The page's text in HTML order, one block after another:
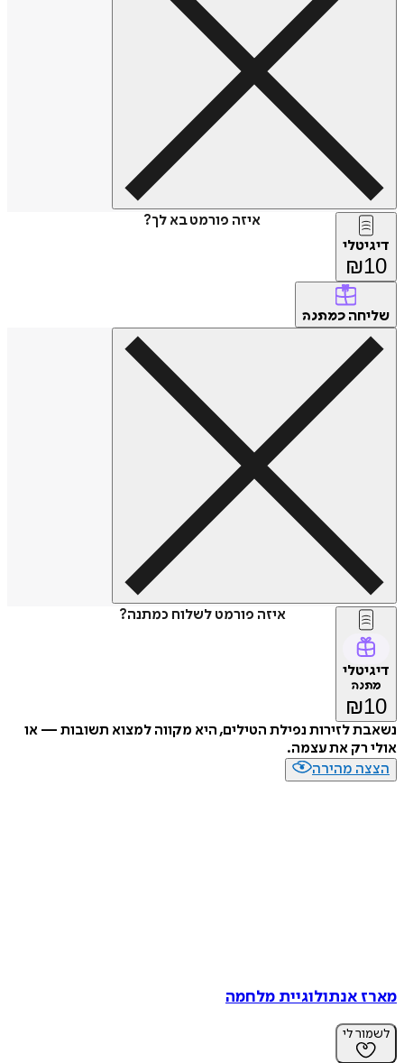
איזה פורמט בא לך?
דיגיטלי
₪10
שליחה כמתנה
איזה פורמט לשלוח כמתנה?
דיגיטלי
מתנה
₪10
נשאבת לזירות נפילת הטילים, היא מקווה למצוא תשובות — או
אולי רק את עצמה.
הצצה מהירה
מארז אנתולוגיית מלחמה
לשמור לי